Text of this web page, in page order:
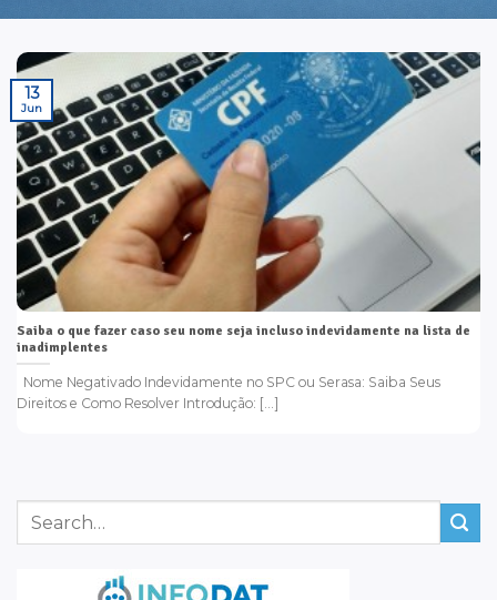
Saiba o que fazer caso seu nome seja incluso indevidamente na lista de
inadimplentes
Nome Negativado Indevidamente no SPC ou Serasa: Saiba Seus
Direitos e Como Resolver Introdução: [...]
13
Jun